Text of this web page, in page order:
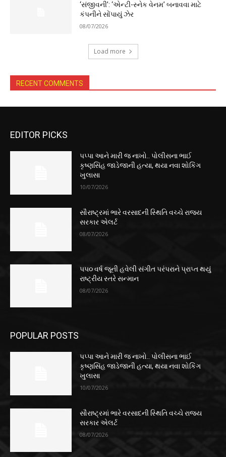
‘સંજીવની’: ‘એન્ટી-સ્નેક વેનમ’ બનાવવા માટે
કંપનીને સોંપાયું ઝેર
08/07/2026
Load more
RECENT COMMENTS
EDITOR PICKS
પપ્પા આને મારી જ નાખો.. પોલીસના ભાઈ
કૃષ્ણસિંહ જાડેજાની હત્યા, થયા નવા શોકિંગ
ખુલાસા
10/07/2026
સૌરાષ્ટ્રમાં ભારે વરસાદની સ્થિતિ વચ્ચે રાજ્ય
સરકાર એલર્ટ
08/07/2026
૫૫૦ વર્ષ જૂની હવેલી સંગીત પરંપરાને પ્રાપ્ત થયું
રાષ્ટ્રીય સ્તરે સન્માન
08/07/2026
POPULAR POSTS
પપ્પા આને મારી જ નાખો.. પોલીસના ભાઈ
કૃષ્ણસિંહ જાડેજાની હત્યા, થયા નવા શોકિંગ
ખુલાસા
10/07/2026
સૌરાષ્ટ્રમાં ભારે વરસાદની સ્થિતિ વચ્ચે રાજ્ય
સરકાર એલર્ટ
08/07/2026